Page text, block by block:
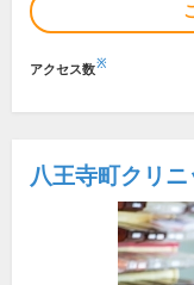
アクセス数※
八王寺町クリニ